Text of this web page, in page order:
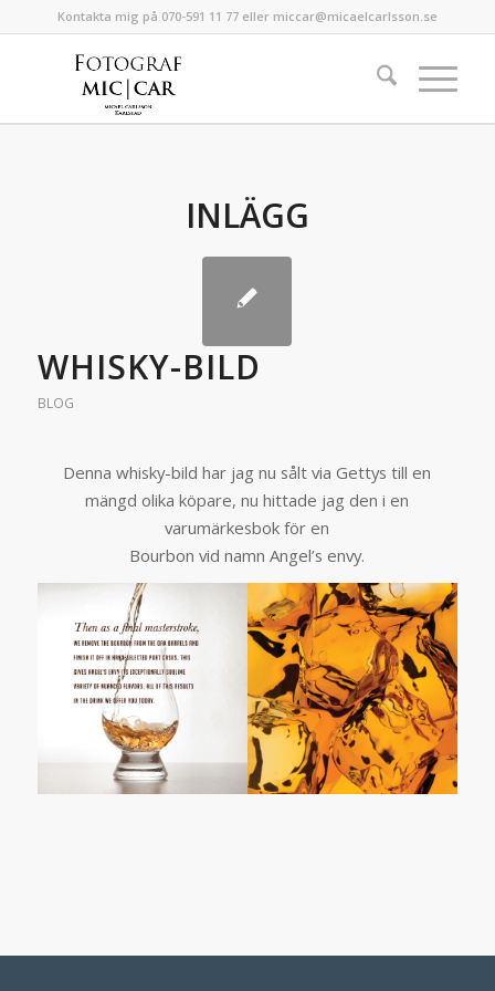
Kontakta mig på 070-591 11 77 eller miccar@micaelcarlsson.se
INLÄGG
WHISKY-BILD
BLOG
Denna whisky-bild har jag nu sålt via Gettys till en
mängd olika köpare, nu hittade jag den i en
varumärkesbok för en
Bourbon vid namn Angel’s envy.